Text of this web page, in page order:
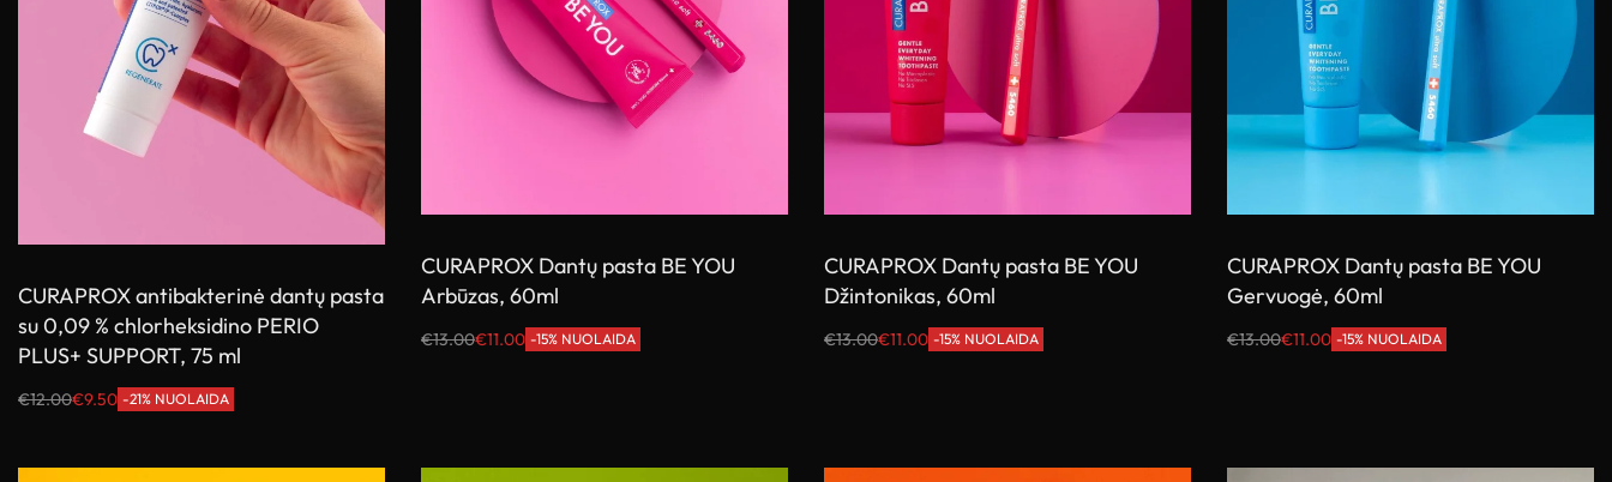
CURAPROX antibakterinė dantų pasta
su 0,09 % chlorheksidino PERIO
PLUS+ SUPPORT, 75 ml
€12.00€9.50 -21% NUOLAIDA
CURAPROX Dantų pasta BE YOU
Arbūzas, 60ml
€13.00€11.00 -15% NUOLAIDA
CURAPROX Dantų pasta BE YOU
Džintonikas, 60ml
€13.00€11.00 -15% NUOLAIDA
CURAPROX Dantų pasta BE YOU
Gervuogė, 60ml
€13.00€11.00 -15% NUOLAIDA